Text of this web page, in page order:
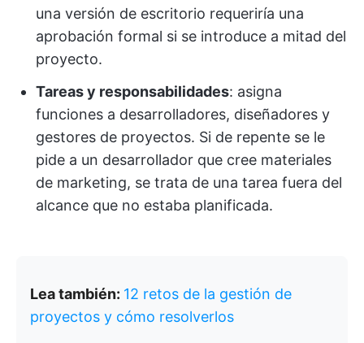
una versión de escritorio requeriría una
aprobación formal si se introduce a mitad del
proyecto.
Tareas y responsabilidades: asigna
funciones a desarrolladores, diseñadores y
gestores de proyectos. Si de repente se le
pide a un desarrollador que cree materiales
de marketing, se trata de una tarea fuera del
alcance que no estaba planificada.
Lea también: 12 retos de la gestión de
proyectos y cómo resolverlos